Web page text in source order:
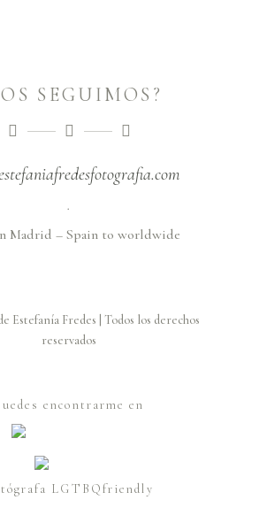
SEGUIMOS?
.
Madrid – Spain to worldwide
Estefanía Fredes | Todos los derechos
reservados
encontrarme en
LGTBQfriendly